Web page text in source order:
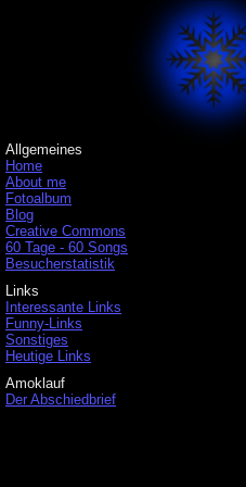
Allgemeines
Home
About me
Fotoalbum
Blog
Creative Commons
60 Tage - 60 Songs
Besucherstatistik
Links
Interessante Links
Funny-Links
Sonstiges
Heutige Links
Amoklauf
Der Abschiedbrief